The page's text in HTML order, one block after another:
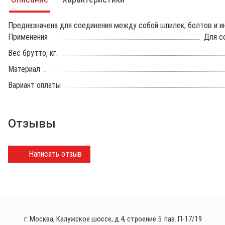
Предназначена для соединения между собой шпилек, болтов
Применения
Для
Вес брутто, кг.
Материал
Вариант оплаты
Отзывы
Написать отзыв
г. Москва, Калужское шоссе, д.4, строение 5. пав. П-17/19